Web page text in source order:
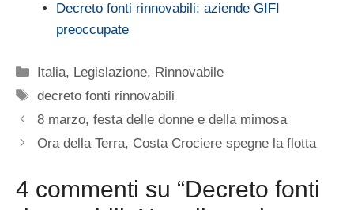
Decreto fonti rinnovabili: aziende GIFI
preoccupate
Categorie
Italia, Legislazione, Rinnovabile
Tag
decreto fonti rinnovabili
8 marzo, festa delle donne e della mimosa
Ora della Terra, Costa Crociere spegne la flotta
4 commenti su “Decreto fonti